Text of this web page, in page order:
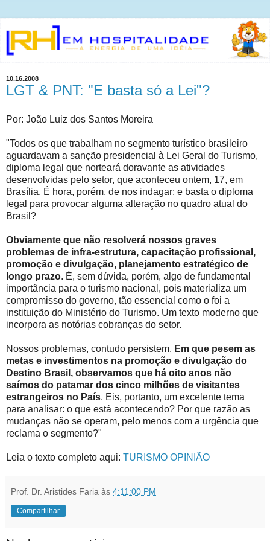
10.16.2008
LGT & PNT: "E basta só a Lei"?
Por: João Luiz dos Santos Moreira
"Todos os que trabalham no segmento turístico brasileiro
aguardavam a sanção presidencial à Lei Geral do Turismo,
diploma legal que norteará doravante as atividades
desenvolvidas pelo setor, que aconteceu ontem, 17, em
Brasília. É hora, porém, de nos indagar: e basta o diploma
legal para provocar alguma alteração no quadro atual do
Brasil?
Obviamente que não resolverá nossos graves
problemas de infra-estrutura, capacitação profissional,
promoção e divulgação, planejamento estratégico de
longo prazo. É, sem dúvida, porém, algo de fundamental
importância para o turismo nacional, pois materializa um
compromisso do governo, tão essencial como o foi a
instituição do Ministério do Turismo. Um texto moderno que
incorpora as notórias cobranças do setor.
Nossos problemas, contudo persistem. Em que pesem as
metas e investimentos na promoção e divulgação do
Destino Brasil, observamos que há oito anos não
saímos do patamar dos cinco milhões de visitantes
estrangeiros no País. Eis, portanto, um excelente tema
para analisar: o que está acontecendo? Por que razão as
mudanças não se operam, pelo menos com a urgência que
reclama o segmento?"
Leia o texto completo aqui: TURISMO OPINIÃO
Prof. Dr. Aristides Faria às 4:11:00 PM
Compartilhar